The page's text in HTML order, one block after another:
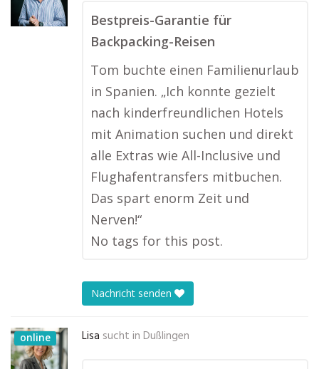
Bestpreis-Garantie für
Backpacking-Reisen
Tom buchte einen Familienurlaub
in Spanien. „Ich konnte gezielt
nach kinderfreundlichen Hotels
mit Animation suchen und direkt
alle Extras wie All-Inclusive und
Flughafentransfers mitbuchen.
Das spart enorm Zeit und
Nerven!“
No tags for this post.
Nachricht senden
online Lisa sucht in Dußlingen